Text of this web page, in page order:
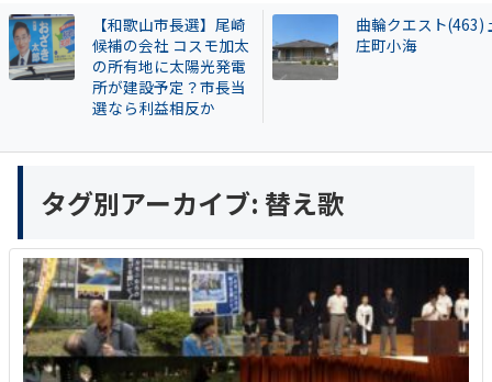
【和歌山市長選】尾崎
候補の会社 コスモ加太
の所有地に太陽光発電
所が建設予定？市長当
選なら利益相反か
曲輪クエスト(463) 土
庄町小海
タグ別アーカイブ: 替え歌